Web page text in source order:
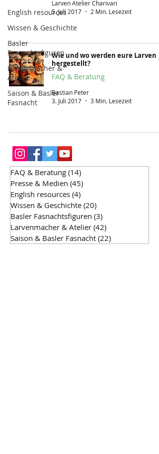
English resources
Wissen & Geschichte
Basler
Fasnachtsfiguren
Larvenmacher &
Atelier
Saison & Basler
Fasnacht
Larven Atelier Charivari
5. Juli 2017
2 Min. Lesezeit
Wie und wo werden eure Larven
hergestellt?
FAQ & Beratung
Bastian Peter
3. Juli 2017
3 Min. Lesezeit
FAQ & Beratung (14)
Presse & Medien (45)
English resources (4)
Wissen & Geschichte (20)
Basler Fasnachtsfiguren (3)
Larvenmacher & Atelier (42)
Saison & Basler Fasnacht (22)